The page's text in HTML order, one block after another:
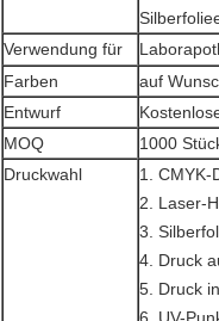
Verwendung für
Farben
auf
Entwurf
MOQ
1000
Druckwahl
1. CMYK-
2. Laser-
3.
4. Druck
5. Druck